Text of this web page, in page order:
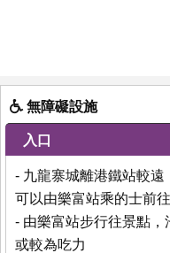
無障礙設施
入口
- 九龍寨城離港鐵站較遠
可以由樂富站乘的士前往
- 由樂富站步行往景點
或較為吃力